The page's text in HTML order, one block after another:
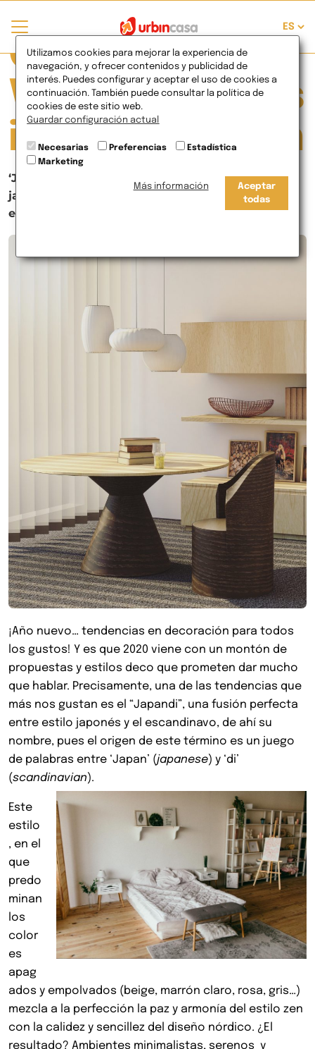
Currently
Viewing Posts
in decoración
‘Japandi’, el estilo de moda que combina el zen
japonés con la naturalidad del diseño
escandinavo
¡Año nuevo… tendencias en decoración para todos
los gustos! Y es que 2020 viene con un montón de
propuestas y estilos deco que prometen dar mucho
que hablar. Precisamente, una de las tendencias que
más nos gustan es el “Japandi”, una fusión perfecta
entre estilo japonés y el escandinavo, de ahí su
nombre, pues el origen de este término es un juego
de palabras entre ‘Japan’ (japanese) y ‘di’
(scandinavian).
Este
estilo
, en el
que
predo
minan
los
color
es
apag
ados y empolvados (beige, marrón claro, rosa, gris…)
mezcla a la perfección la paz y armonía del estilo zen
con la calidez y sencillez del diseño nórdico. ¿El
resultado? Ambientes minimalistas, serenos y
Utilizamos cookies para mejorar la experiencia de
navegación, y ofrecer contenidos y publicidad de
interés. Puedes configurar y aceptar el uso de cookies a
continuación. También puede consultar la política de
cookies de este sitio web.
Guardar configuración actual
Necesarias Preferencias
Estadística
Marketing
Más información
Aceptar
todas